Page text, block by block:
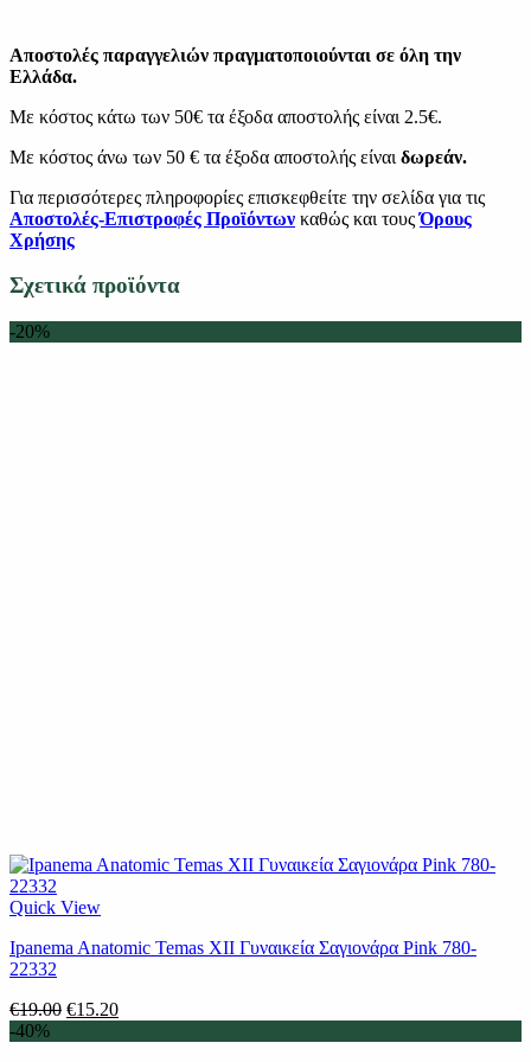
Αποστολές παραγγελιών πραγματοποιούνται σε όλη την
Ελλάδα.
Με κόστος κάτω των 50€ τα έξοδα αποστολής είναι 2.5€.
Με κόστος άνω των 50 € τα έξοδα αποστολής είναι δωρεάν.
Για περισσότερες πληροφορίες επισκεφθείτε την σελίδα για τις
Αποστολές-Επιστροφές Προϊόντων καθώς και τουςΌρους
Χρήσης
Σχετικά προϊόντα
-20%
Quick View
Ipanema Anatomic Temas XII Γυναικεία Σαγιονάρα Pink 780-
22332
€19.00 Original
€15.20Η
-40%